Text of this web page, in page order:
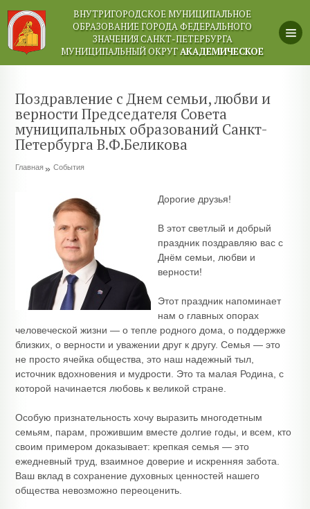
ВНУТРИГОРОДСКОЕ МУНИЦИПАЛЬНОЕ
ОБРАЗОВАНИЕ ГОРОДА ФЕДЕРАЛЬНОГО
ЗНАЧЕНИЯ САНКТ-ПЕТЕРБУРГА
МУНИЦИПАЛЬНЫЙ ОКРУГАКАДЕМИЧЕСКОЕ
Поздравление с Днем семьи, любви и
верности Председателя Совета
муниципальных образований Санкт-
Петербурга В.Ф.Беликова
Главная События
Дорогие друзья!
В этот светлый и добрый
праздник поздравляю вас с
Днём семьи, любви и
верности!
Этот праздник напоминает
нам о главных опорах
человеческой жизни — о тепле родного дома, о поддержке
близких, о верности и уважении друг к другу. Семья — это
не просто ячейка общества, это наш надежный тыл,
источник вдохновения и мудрости. Это та малая Родина, с
которой начинается любовь к великой стране.
Особую признательность хочу выразить многодетным
семьям, парам, прожившим вместе долгие годы, и всем, кто
своим примером доказывает: крепкая семья — это
ежедневный труд, взаимное доверие и искренняя забота.
Ваш вклад в сохранение духовных ценностей нашего
общества невозможно переоценить.